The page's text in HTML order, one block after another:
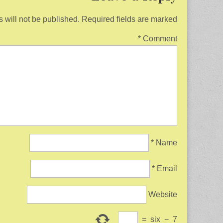
will not be published. Required fields are marked
Comment
*
Name
*
Email
*
Website
7
−
six
=